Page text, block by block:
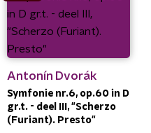
Antonín Dvorák
Symfonie nr.6, op.60 in D
gr.t. - deel III, "Scherzo
(Furiant). Presto"